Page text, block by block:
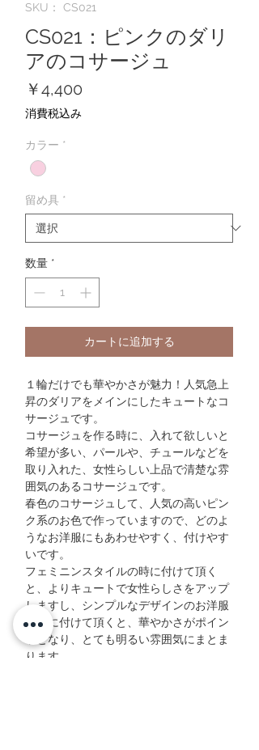
SKU： CS021
CS021：ピンクのダリ
アのコサージュ
￥4,400
消費税込み
カラー *
留め具 *
数量 *
カートに追加する
１輪だけでも華やかさが魅力！人気急上
昇のダリアをメインにしたキュートなコ
サージュです。
コサージュを作る時に、入れて欲しいと
希望が多い、パールや、チュールなどを
取り入れた、女性らしい上品で清楚な雰
囲気のあるコサージュです。
春色のコサージュして、人気の高いピン
ク系のお色で作っていますので、どのよ
うなお洋服にもあわせやすく、付けやす
いです。
フェミニンスタイルの時に付けて頂く
と、よりキュートで女性らしさをアップ
しますし、シンプルなデザインのお洋服
の時に付けて頂くと、華やかさがポイン
トとなり、とても明るい雰囲気にまとま
ります。